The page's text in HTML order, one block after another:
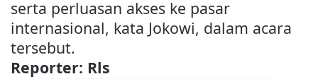
serta perluasan akses ke pasar
internasional, kata Jokowi, dalam acara
tersebut.
Reporter: Rls